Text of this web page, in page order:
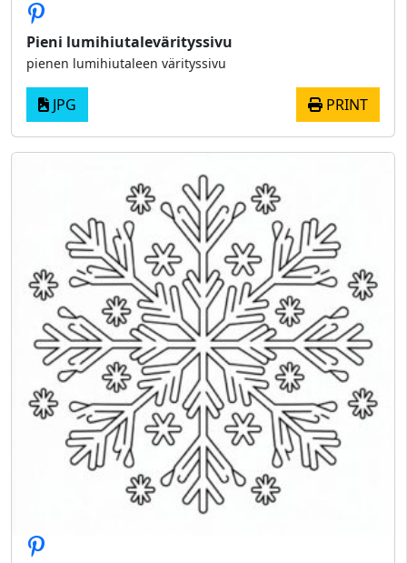
Pieni lumihiutalevärityssivu
pienen lumihiutaleen värityssivu
JPG PRINT